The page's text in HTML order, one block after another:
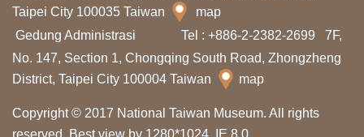
i
a
n
T
e
Taipei City 100035 Taiwan
map
Gedung Administrasi
Tel : +886-2-2382-2699
7F,
No. 147, Section 1, Chongqing South Road, Zhongzheng
District, Taipei City 100004 Taiwan
map
Copyright © 2017 National Taiwan Museum. All rights
reserved. Best view by 1280*1024, IE 8.0